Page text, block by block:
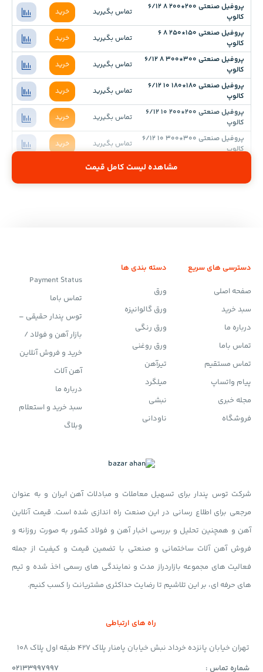
پروفیل صنعتی 200*200 8 6/12
کالوپ
تماس بگیرید
خرید
پروفیل صنعتی 150*250 8 6
کالوپ
تماس بگیرید
خرید
پروفیل صنعتی 300*300 8 6/12
کالوپ
تماس بگیرید
خرید
پروفیل صنعتی 180*180 10 6/12
کالوپ
تماس بگیرید
خرید
پروفیل صنعتی 200*200 10 6/12
کالوپ
تماس بگیرید
خرید
پروفیل صنعتی 300*300 10 6/12
کالوپ
تماس بگیرید خرید
مشاهده لیست کامل قیمت
دسترسی های سریع
صفحه اصلی
سبد خرید
درباره ما
تماس باما
تماس مستقیم
پیام واتساپ
مجله خبری
فروشگاه
دسته بندی ها
ورق
ورق گالوانیزه
ورق رنگی
ورق روغنی
تیرآهن
میلگرد
نبشی
ناودانی
Payment Status
تماس باما
توس پندار حقیقی –
بازار آهن و فولاد /
خرید و فروش آنلاین
آهن آلات
درباره ما
سبد خرید و استعلام
وبلاگ
شرکت توس پندار برای تسهیل معاملات و مبادلات آهن ایران و به عنوان
مرجعی برای اطلاع رسانی در این صنعت راه اندازی شده است. قیمت آنلاین
آهن و همچنین تحلیل و بررسی اخبار آهن و فولاد کشور به صورت روزانه و
فروش آهن آلات ساختمانی و صنعتی با تضمین قیمت و کیفیت از جمله
فعالیت های مجموعه بازاردراز مدت و نمایندگی های رسمی اخذ شده و تیم
های حرفه ای، بر این تلاشیم تا رضایت حداکثری مشتریانت را کسب کنیم.
راه های ارتباطی
تهران خیابان پانزده خرداد نبش خیابان پامنار پلاک 427 طبقه اول پلاک 108
شماره تماس :
02133997997